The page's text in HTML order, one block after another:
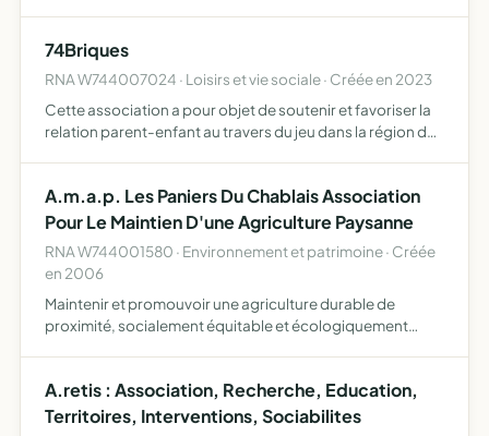
de clas…
74Briques
RNA W744007024 · Loisirs et vie sociale · Créée en 2023
Cette association a pour objet de soutenir et favoriser la
relation parent-enfant au travers du jeu dans la région du
A.m.a.p. Les Paniers Du Chablais Association
Pour Le Maintien D'une Agriculture Paysanne
RNA W744001580 · Environnement et patrimoine · Créée
en 2006
Maintenir et promouvoir une agriculture durable de
proximité, socialement équitable et écologiquement
A.retis : Association, Recherche, Education,
Territoires, Interventions, Sociabilites